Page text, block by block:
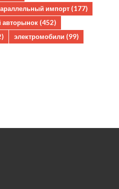
импорт (177)
авторынок (452)
электромобили (99)